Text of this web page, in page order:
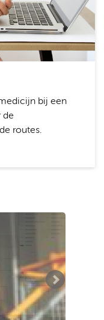
bij een
de
routes.